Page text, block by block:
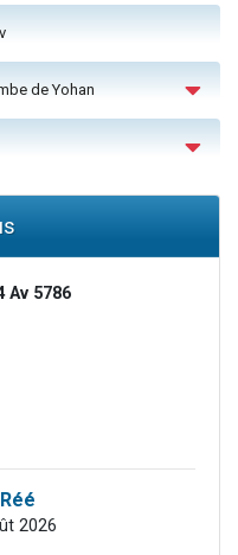
de Yohan
Av 5786
Réé
2026